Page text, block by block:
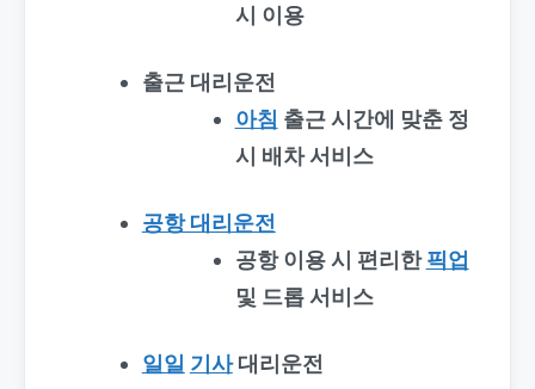
시 이용
출근 대리운전
아침 출근 시간에 맞춘 정
시 배차 서비스
공항 대리운전
공항 이용 시 편리한픽업
및 드롭 서비스
일일 기사대리운전